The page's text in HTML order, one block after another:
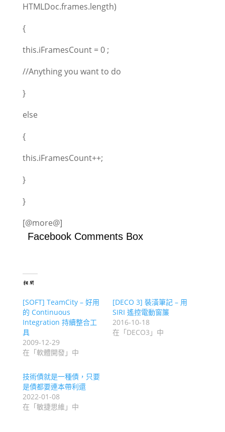
HTMLDoc.frames.length)
{
this.iFramesCount = 0 ;
//Anything you want to do
}
else
{
this.iFramesCount++;
}
}
[@more@]
Facebook Comments Box
相關
[SOFT] TeamCity – 好用
的 Continuous
Integration 持續整合工
具
2009-12-29
在「軟體開發」中
[DECO 3] 裝潢筆記 – 用
SIRI 遙控電動窗簾
2016-10-18
在「DECO3」中
技術債就是一種債，只要
是債都要連本帶利還
2022-01-08
在「敏捷思維」中